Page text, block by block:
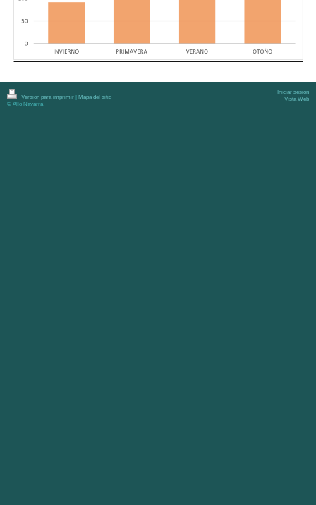
Versión para imprimir | Mapa del sitio
© Allo Navarra
Iniciar sesión
Vista Web